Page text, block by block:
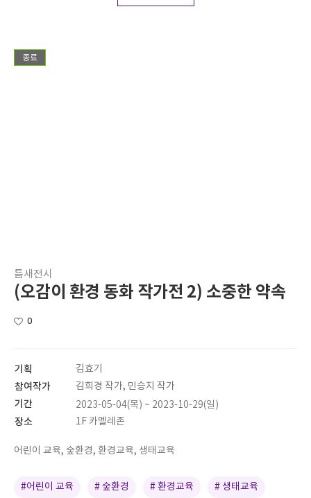
종료
틈새전시
(오감이 환경 동화 작가전 2) 소중한 약속
0
기획 김효기
참여작가 김희경 작가, 민승지 작가
기간 2023-05-04(목) ~ 2023-10-29(일)
장소 1F 카멜레존
어린이 교육, 숲환경, 환경교육, 생태교육
#어린이 교육 # 숲환경 # 환경교육 # 생태교육